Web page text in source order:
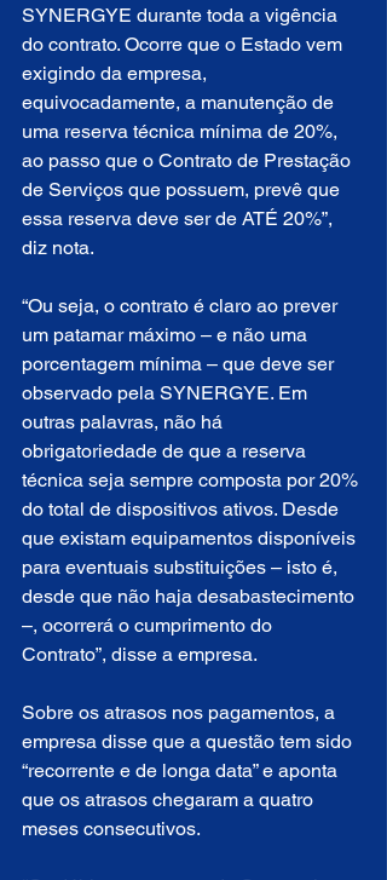
SYNERGYE durante toda a vigência
do contrato. Ocorre que o Estado vem
exigindo da empresa,
equivocadamente, a manutenção de
uma reserva técnica mínima de 20%,
ao passo que o Contrato de Prestação
de Serviços que possuem, prevê que
essa reserva deve ser de ATÉ 20%”,
diz nota.
“Ou seja, o contrato é claro ao prever
um patamar máximo – e não uma
porcentagem mínima – que deve ser
observado pela SYNERGYE. Em
outras palavras, não há
obrigatoriedade de que a reserva
técnica seja sempre composta por 20%
do total de dispositivos ativos. Desde
que existam equipamentos disponíveis
para eventuais substituições – isto é,
desde que não haja desabastecimento
–, ocorrerá o cumprimento do
Contrato”, disse a empresa.
Sobre os atrasos nos pagamentos, a
empresa disse que a questão tem sido
“recorrente e de longa data” e aponta
que os atrasos chegaram a quatro
meses consecutivos.